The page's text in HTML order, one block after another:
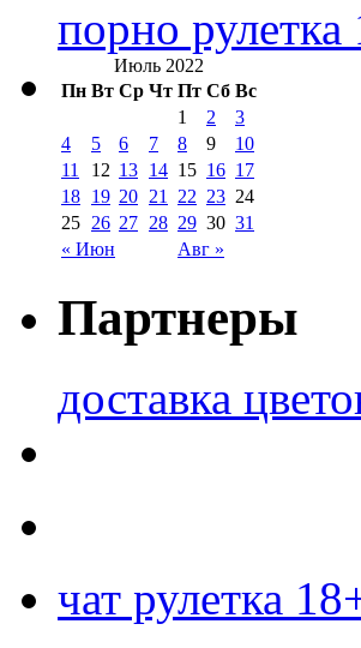
порно рулетка
Июль 2022
Пн Вт Ср Чт Пт Сб Вс
« Июн Авг »
1 2
3
4
5 6 7 8 9
10
11
12 13 14 15 16 17
18 19 20 21 22 23 24
25 26 27 28 29 30 31
Партнеры
доставка
чат рулетка